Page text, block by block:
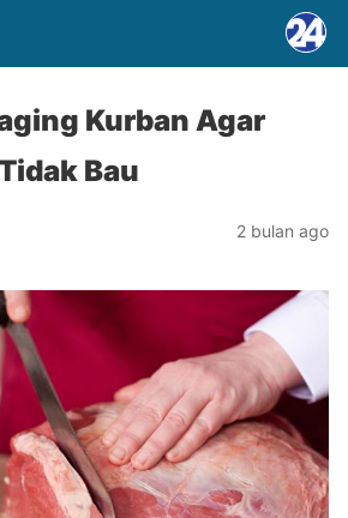
Kurban Agar
Bau
2 bulan ago